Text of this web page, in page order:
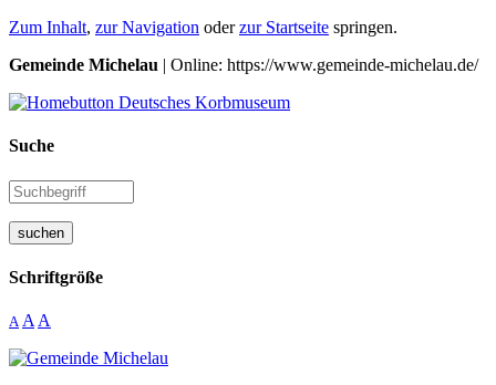
Zum Inhalt, zur Navigation oderzur Startseite springen.
Gemeinde Michelau | Online: https://www.gemeinde-michelau.de/
Suche
suchen
Schriftgröße
A A A